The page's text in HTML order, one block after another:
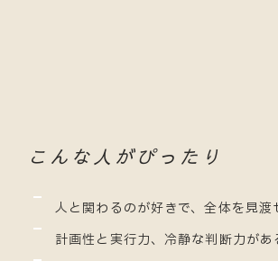
こんな人がぴったり
人と関わるのが好きで、全体を見渡
計画性と実行力、冷静な判断力があ